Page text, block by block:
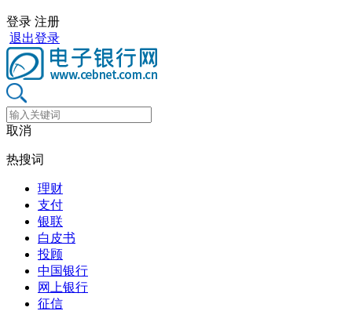
登录 注册
退出登录
取消
热搜词
理财
支付
银联
白皮书
投顾
中国银行
网上银行
征信